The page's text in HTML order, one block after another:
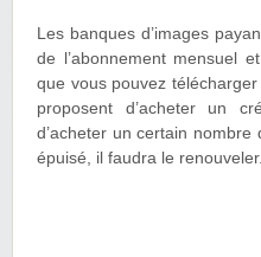
Les banques d’images
de l’abonnement mensuel
que vous pouvez
proposent d’acheter un
d’acheter un certain nombre
épuisé, il faudra le renouveler.